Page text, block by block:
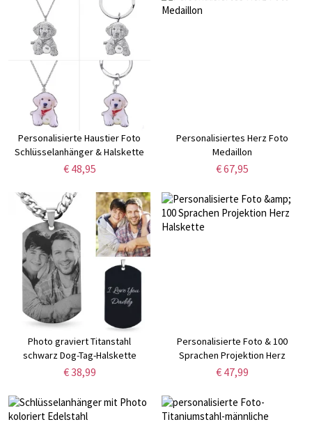
Personalisierte Haustier Foto
Schlüsselanhänger & Halskette
€ 48,95
Personalisiertes Herz Foto
Medaillon
€ 67,95
Photo graviert Titanstahl
schwarz Dog-Tag-Halskette
€ 38,99
Personalisierte Foto & 100
Sprachen Projektion Herz
Halskette
€ 47,99